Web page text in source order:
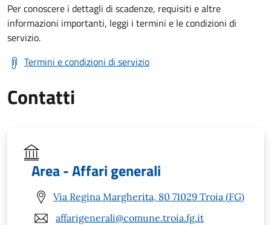
Per conoscere i dettagli di scadenze, requisiti e altre
informazioni importanti, leggi i termini e le condizioni di
servizio.
Termini e condizioni di servizio
Contatti
Area - Affari generali
Via Regina Margherita, 80 71029 Troia (FG)
affarigenerali@comune.troia.fg.it